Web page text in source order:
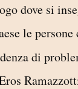
dove si
le persone
di